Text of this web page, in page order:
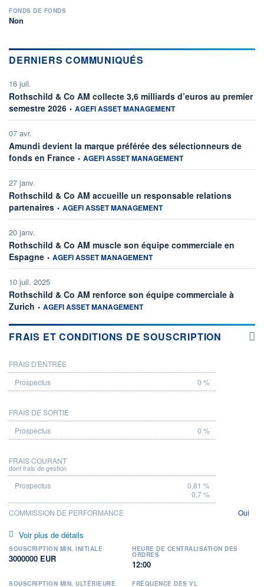
FONDS DE FONDS
Non
DERNIERS COMMUNIQUÉS
16 juil.
Rothschild & Co AM collecte 3,6 milliards d’euros au premier
semestre 2026 information fournie par
• AGEFI ASSET MANAGEMENT
07 avr.
Amundi devient la marque préférée des sélectionneurs de
fonds en France information fournie par
• AGEFI ASSET MANAGEMENT
27 janv.
Rothschild & Co AM accueille un responsable relations
partenaires information fournie par
• AGEFI ASSET MANAGEMENT
20 janv.
Rothschild & Co AM muscle son équipe commerciale en
Espagne information fournie par
• AGEFI ASSET MANAGEMENT
10 juil. 2025
Rothschild & Co AM renforce son équipe commerciale à
Zurich information fournie par
• AGEFI ASSET MANAGEMENT
FRAIS ET CONDITIONS DE SOUSCRIPTION
PROSPECTUS
FRAIS D'ENTRÉE
0 %
FRAIS DE SORTIE
0 %
FRAIS COURANT
dont frais de gestion
0,81 %
0,7 %
COMMISSION DE PERFORMANCE
Oui
Voir plus de détails
SOUSCRIPTION MIN. INITIALE
3000000 EUR
HEURE DE CENTRALISATION DES
ORDRES
12:00
SOUSCRIPTION MIN. ULTÉRIEURE FRÉQUENCE DES VL